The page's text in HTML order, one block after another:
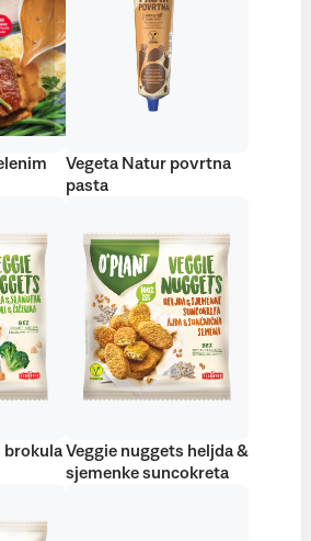
Vegeta Natur povrtna
pasta
brokulaVeggie nuggets heljda &
sjemenke suncokreta